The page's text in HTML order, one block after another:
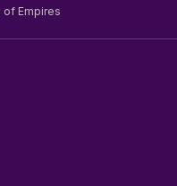
of Empires